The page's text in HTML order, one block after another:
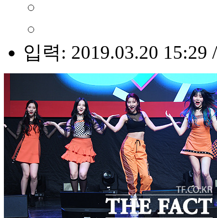
입력: 2019.03.20 15:29